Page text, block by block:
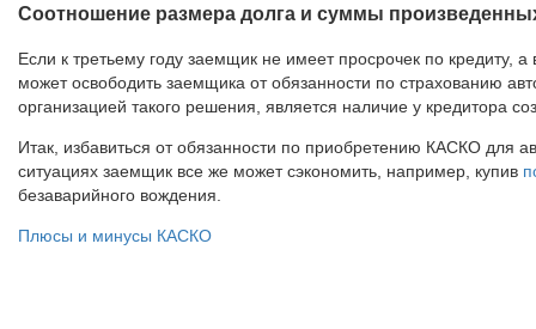
Соотношение размера долга и суммы
Если к третьему году заемщик не имеет просрочек по
может освободить заемщика от обязанности по страхованию
организацией такого решения, является наличие у кредитора
Итак, избавиться от обязанности по приобретению КАСКО для
ситуациях заемщик все же может сэкономить, например, купив
безаварийного вождения.
Плюсы и минусы КАСКО